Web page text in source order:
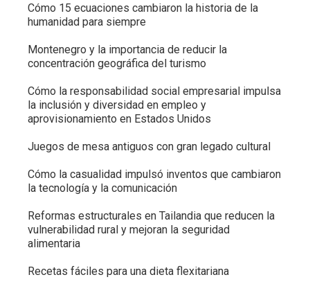
Cómo 15 ecuaciones cambiaron la historia de la
humanidad para siempre
Montenegro y la importancia de reducir la
concentración geográfica del turismo
Cómo la responsabilidad social empresarial impulsa
la inclusión y diversidad en empleo y
aprovisionamiento en Estados Unidos
Juegos de mesa antiguos con gran legado cultural
Cómo la casualidad impulsó inventos que cambiaron
la tecnología y la comunicación
Reformas estructurales en Tailandia que reducen la
vulnerabilidad rural y mejoran la seguridad
alimentaria
Recetas fáciles para una dieta flexitariana